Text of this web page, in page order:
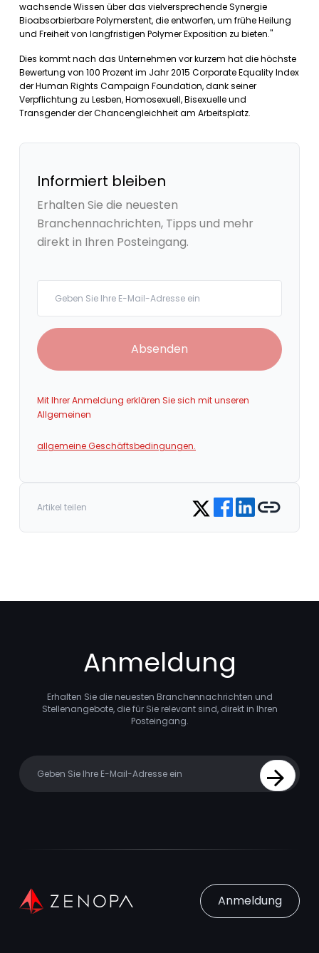
wachsende Wissen über das vielversprechende Synergie
Bioabsorbierbare Polymerstent, die entworfen, um frühe Heilung
und Freiheit von langfristigen Polymer Exposition zu bieten."
Dies kommt nach das Unternehmen vor kurzem hat die höchste
Bewertung von 100 Prozent im Jahr 2015 Corporate Equality Index
der Human Rights Campaign Foundation, dank seiner
Verpflichtung zu Lesben, Homosexuell, Bisexuelle und
Transgender der Chancengleichheit am Arbeitsplatz.
Informiert bleiben
Erhalten Sie die neuesten
Branchennachrichten, Tipps und mehr
direkt in Ihren Posteingang.
Absenden
Mit Ihrer Anmeldung erklären Sie sich mit unseren
Allgemeinen
allgemeine Geschäftsbedingungen.
Artikel teilen Share on Twitter
Share on Facebook
Share on LinkedIn
Copy link
Anmeldung
Erhalten Sie die neuesten Branchennachrichten und
Stellenangebote, die für Sie relevant sind, direkt in Ihren
Posteingang.
Sign Up
Anmeldung